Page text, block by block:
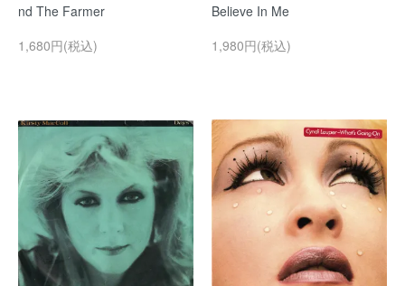
nd The Farmer
1,680円(税込)
Believe In Me
1,980円(税込)